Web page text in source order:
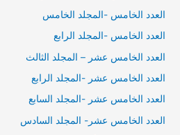
العدد الخامس -المجلد الخامس
العدد الخامس -المجلد الرابع
العدد الخامس عشر – المجلد الثالث
العدد الخامس عشر -المجلد الرابع
العدد الخامس عشر -المجلد السابع
العدد الخامس عشر- المجلد السادس